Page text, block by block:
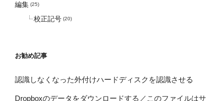
編集 (25)
校正記号 (20)
お勧め記事
認識しなくなった外付けハードディスクを認識させる
Dropboxのデータをダウンロードする／このファイルはサ